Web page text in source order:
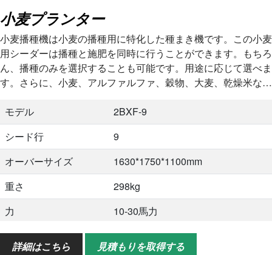
小麦プランター
小麦播種機は小麦の播種用に特化した種まき機です。この小麦
用シーダーは播種と施肥を同時に行うことができます。もちろ
ん、播種のみを選択することも可能です。用途に応じて選べま
す。さらに、小麦、アルファルファ、穀物、大麦、乾燥米など
モデル
2BXF-9
シード行
9
オーバーサイズ
1630*1750*1100mm
重さ
298kg
力
10-30馬力
力
13.2-22kw
詳細はこちら 見積もりを取得する